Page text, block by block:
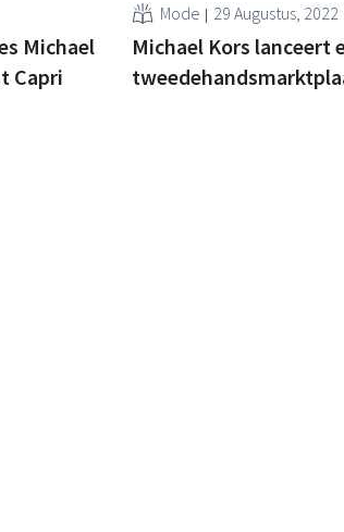
Michael
Capri
Mode 29 Augustus, 2022
Michael Kors lanceert